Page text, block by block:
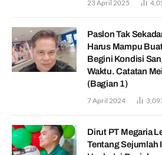
23 April 2025
Paslon Tak
Harus Mampu
Begini Kondisi
Waktu. Catatan
(Bagian 1)
7 April 2024
Dirut PT Megaria
Tentang Sejumlah